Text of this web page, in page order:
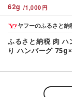
62g /1,000 円
ヤフーのふるさと納
ふるさと納税 肉 ハ
り ハンバーグ